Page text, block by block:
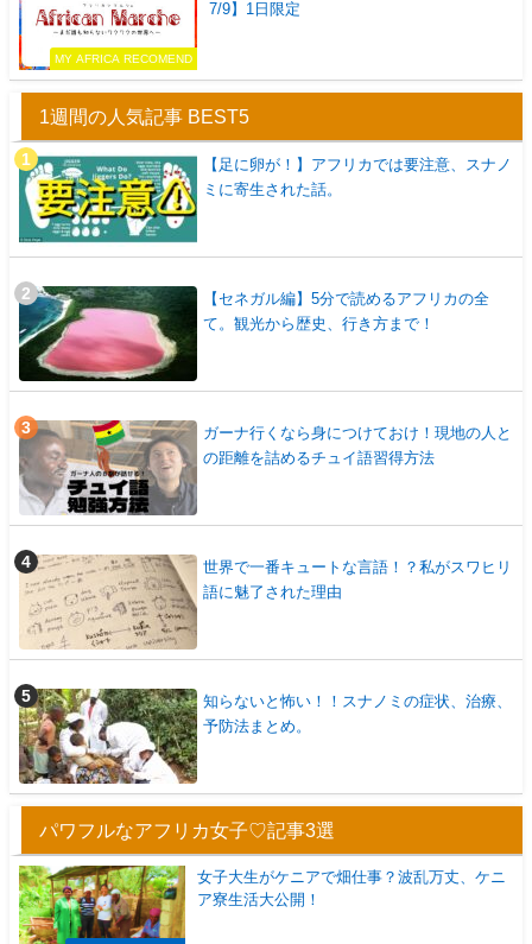
MY AFRICA RECOMEND
7/9】1日限定
1週間の人気記事 BEST5
【足に卵が！】アフリカでは要注意、スナノ
ミに寄生された話。
【セネガル編】5分で読めるアフリカの全
て。観光から歴史、行き方まで！
ガーナ行くなら身につけておけ！現地の人と
の距離を詰めるチュイ語習得方法
世界で一番キュートな言語！？私がスワヒリ
語に魅了された理由
知らないと怖い！！スナノミの症状、治療、
予防法まとめ。
パワフルなアフリカ女子♡記事3選
女子大生がケニアで畑仕事？波乱万丈、ケニ
ア寮生活大公開！